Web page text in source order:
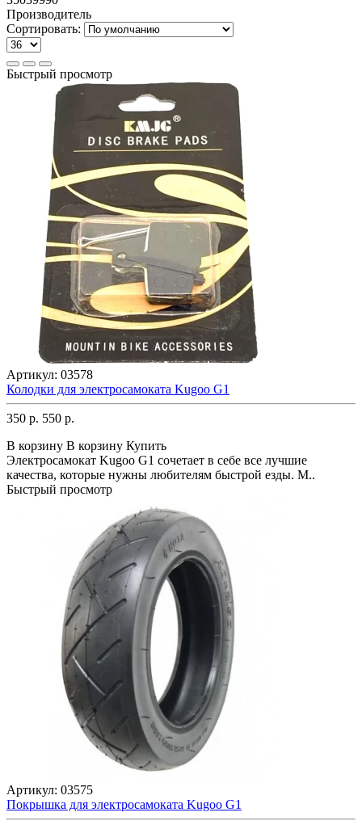
Производитель
Сортировать:
Быстрый просмотр
Артикул: 03578
Колодки для электросамоката Kugoo G1
350 р. 550 р.
В корзину В корзину Купить
Электросамокат Kugoo G1 сочетает в себе все лучшие
качества, которые нужны любителям быстрой езды. М..
Быстрый просмотр
Артикул: 03575
Покрышка для электросамоката Kugoo G1